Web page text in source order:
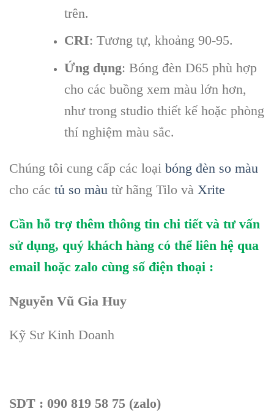
trên.
CRI: Tương tự, khoảng 90-95.
Ứng dụng: Bóng đèn D65 phù hợp
cho các buồng xem màu lớn hơn,
như trong studio thiết kế hoặc phòng
thí nghiệm màu sắc.
Chúng tôi cung cấp các loại bóng đèn so màu
cho các tủ so màu từ hãng Tilo và Xrite
Cần hỗ trợ thêm thông tin chi tiết và tư vấn
sử dụng, quý khách hàng có thể liên hệ qua
email hoặc zalo cùng số điện thoại :
Nguyễn Vũ Gia Huy
Kỹ Sư Kinh Doanh
SDT : 090 819 58 75 (zalo)